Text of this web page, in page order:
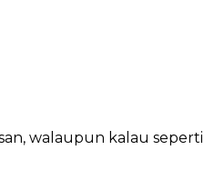
walaupun kalau